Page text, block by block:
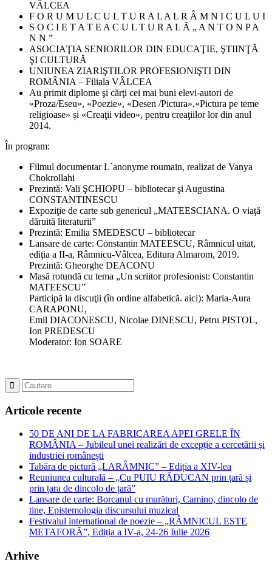
VÂLCEA
F O R U M U L C U L T U R A L A L R Â M N I C U L U I
S O C I E T A T E A C U L T U R A L Ă „ A N T O N P A
N N ”
ASOCIAŢIA SENIORILOR DIN EDUCAŢIE, ŞTIINŢĂ
ŞI CULTURĂ
UNIUNEA ZIARIŞTILOR PROFESIONIŞTI DIN
ROMÂNIA – Filiala VÂLCEA
Au primit diplome şi cărţi cei mai buni elevi-autori de
«Proza/Eseu», «Poezie», «Desen /Pictura»,«Pictura pe teme
religioase» și «Creaţii video», pentru creaţiilor lor din anul
2014.
În program:
Filmul documentar L`anonyme roumain, realizat de Vanya
Chokrollahi
Prezintă: Vali ŞCHIOPU – bibliotecar şi Augustina
CONSTANTINESCU
Expoziţie de carte sub genericul „MATEESCIANA. O viaţă
dăruită literaturii”
Prezintă: Emilia SMEDESCU – bibliotecar
Lansare de carte: Constantin MATEESCU, Râmnicul uitat,
ediţia a II-a, Râmnicu-Vâlcea, Editura Almarom, 2019.
Prezintă: Gheorghe DEACONU
Masă rotundă cu tema „Un scriitor profesionist: Constantin
MATEESCU”
Participă la discuţii (în ordine alfabetică. aici): Maria-Aura
CARAPONU,
Emil DIACONESCU, Nicolae DINESCU, Petru PISTOL,
Ion PREDESCU
Moderator: Ion SOARE
Articole recente
50 DE ANI DE LA FABRICAREA APEI GRELE ÎN
ROMÂNIA – Jubileul unei realizări de excepție a cercetării și
industriei românești
Tabăra de pictură „LARÂMNIC” – Ediția a XIV-lea
Reuniunea culturală – „Cu PUIU RĂDUCAN prin țară și
prin țara de dincolo de țară”
Lansare de carte: Borcanul cu murături, Camino, dincolo de
tine, Epistemologia discursului muzical
Festivalul international de poezie – „RÂMNICUL ESTE
METAFORĂ”, Ediția a IV-a, 24-26 Iulie 2026
Arhive